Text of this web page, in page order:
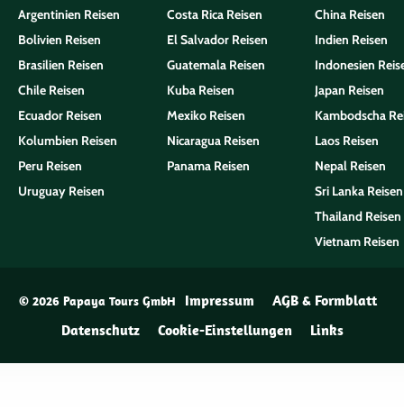
Argentinien Reisen
Bolivien Reisen
Brasilien Reisen
Chile Reisen
Ecuador Reisen
Kolumbien Reisen
Peru Reisen
Uruguay Reisen
Costa Rica Reisen
El Salvador Reisen
Guatemala Reisen
Kuba Reisen
Mexiko Reisen
Nicaragua Reisen
Panama Reisen
China Reisen
Indien Reisen
Indonesien
Japan Reisen
Kambodscha
Laos Reisen
Nepal Reisen
Sri Lanka Reisen
Thailand Reisen
Vietnam Reisen
© 2026 Papaya Tours GmbH Impressum
AGB & Formblatt
Datenschutz
Cookie-Einstellungen Links